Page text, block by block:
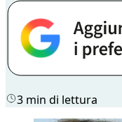
3 min di lettura